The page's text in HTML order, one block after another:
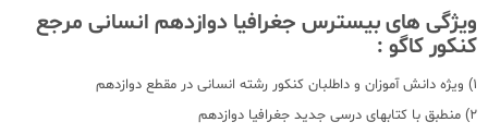
ویژگی های بیسترس جغرافیا دوازدهم انسانی مرجع
کنکور کاگو :
1) ویژه دانش آموزان و داطلبان کنکور رشته انسانی در مقطع دوازدهم
2) منطبق با کتابهای درسی جدید جغرافیا دوازدهم